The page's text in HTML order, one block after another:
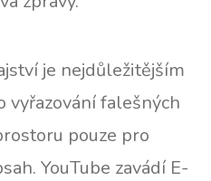
je nejdůležitějším
vyřazování falešných
pouze pro
YouTube zavádí E-